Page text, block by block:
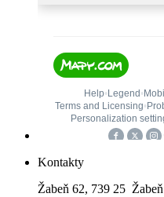
Kontakty
Žabeň 62, 739 25 Žabeň